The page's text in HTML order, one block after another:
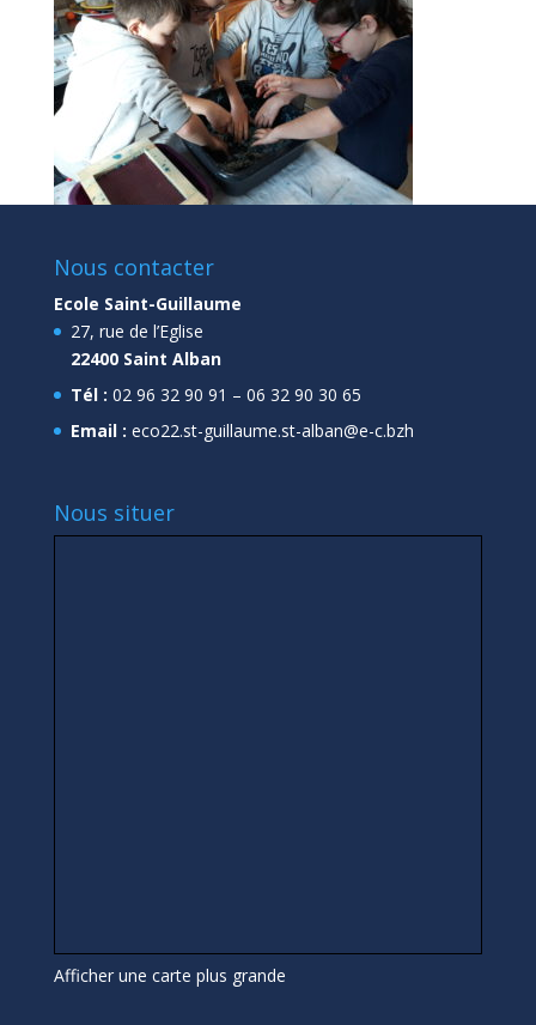
Nous contacter
Ecole Saint-Guillaume
27, rue de l’Eglise
22400 Saint Alban
Tél : 02 96 32 90 91 – 06 32 90 30 65
Email : eco22.st-guillaume.st-alban@e-c.bzh
Nous situer
Afficher une carte plus grande